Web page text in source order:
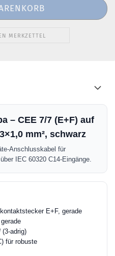
MERKZETTEL
– CEE 7/7 (E+F) auf
mm², schwarz
Anschlusskabel für
IEC 60320 C14-Eingänge.
E+F, gerade
(3-adrig)
für robuste